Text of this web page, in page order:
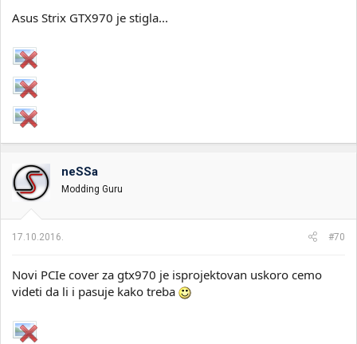
Asus Strix GTX970 je stigla...
neSSa
Modding Guru
17.10.2016. #70
Novi PCIe cover za gtx970 je isprojektovan uskoro cemo
videti da li i pasuje kako treba